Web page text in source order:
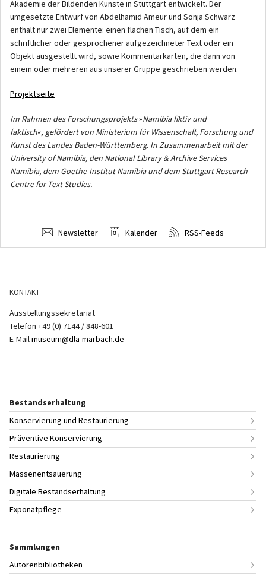
Akademie der Bildenden Künste in Stuttgart entwickelt. Der
umgesetzte Entwurf von Abdelhamid Ameur und Sonja Schwarz
enthält nur zwei Elemente: einen flachen Tisch, auf dem ein
schriftlicher oder gesprochener aufgezeichneter Text oder ein
Objekt ausgestellt wird, sowie Kommentarkarten, die dann von
einem oder mehreren aus unserer Gruppe geschrieben werden.
Projektseite
Im Rahmen des Forschungsprojekts»Namibia fiktiv und
faktisch«, gefördert von Ministerium für Wissenschaft, Forschung und
Kunst des Landes Baden-Württemberg. In Zusammenarbeit mit der
University of Namibia, den National Library & Archive Services
Namibia, dem Goethe-Institut Namibia und dem Stuttgart Research
Centre for Text Studies.
Newsletter Kalender RSS-Feeds
KONTAKT
Ausstellungssekretariat
Telefon +49 (0) 7144 / 848-601
E-Mailmuseum@dla-marbach.de
Bestandserhaltung
Konservierung und Restaurierung
Präventive Konservierung
Restaurierung
Massenentsäuerung
Digitale Bestandserhaltung
Exponatpflege
Sammlungen
Autorenbibliotheken